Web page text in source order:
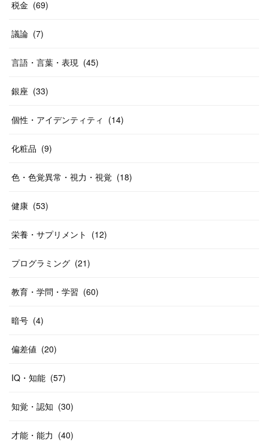
税金 (69)
議論 (7)
言語・言葉・表現 (45)
銀座 (33)
個性・アイデンティティ (14)
化粧品 (9)
色・色覚異常・視力・視覚 (18)
健康 (53)
栄養・サプリメント (12)
プログラミング (21)
教育・学問・学習 (60)
暗号 (4)
偏差値 (20)
IQ・知能 (57)
知覚・認知 (30)
才能・能力 (40)